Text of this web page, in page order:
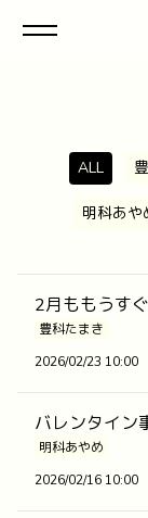
ALL
明科あや
2月ももうす
豊科たまき
2026/02/23 10:00
バレンタイン
明科あやめ
2026/02/16 10:00